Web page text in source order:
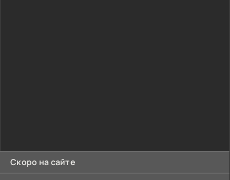
Скоро на сайте